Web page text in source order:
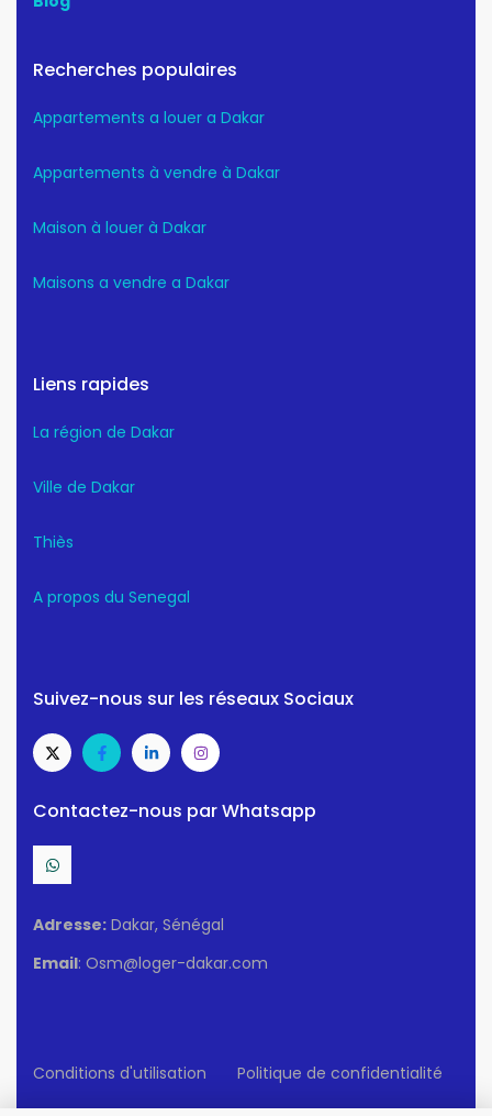
Recherches populaires
Appartements a louer a Dakar
Appartements à vendre à Dakar
Maison à louer à Dakar
Maisons a vendre a Dakar
Liens rapides
La région de Dakar
Ville de Dakar
Thiès
A propos du Senegal
Suivez-nous sur les réseaux Sociaux
Contactez-nous par Whatsapp
Adresse: Dakar, Sénégal
Email: Osm@loger-dakar.com
Conditions d'utilisation Politique de confidentialité